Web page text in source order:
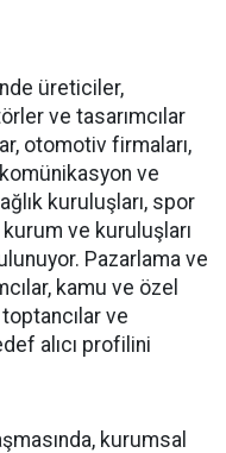
üreticiler,
ve tasarımcılar
otomotiv firmaları,
ve
kuruluşları, spor
ve kuruluşları
Pazarlama ve
kamu ve özel
ve
alıcı profilini
kurumsal